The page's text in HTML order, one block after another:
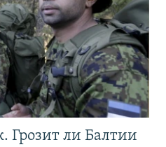
Грозит ли Балтии